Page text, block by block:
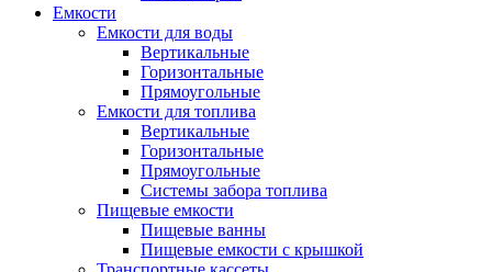
Емкости
Емкости для воды
Вертикальные
Горизонтальные
Прямоугольные
Емкости для топлива
Вертикальные
Горизонтальные
Прямоугольные
Системы забора топлива
Пищевые емкости
Пищевые ванны
Пищевые емкости с крышкой